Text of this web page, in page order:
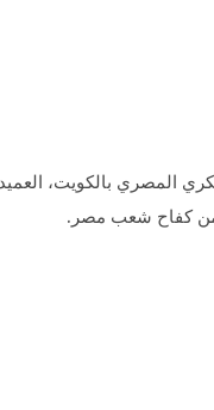
المصري بالكويت،
من كفاح شعب مصر.